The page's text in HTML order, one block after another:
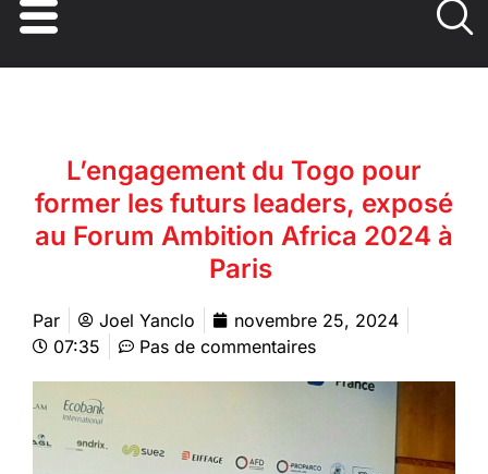
L’engagement du Togo pour
former les futurs leaders, exposé
au Forum Ambition Africa 2024 à
Paris
Par Joel Yanclo
novembre 25, 2024
07:35
Pas de commentaires